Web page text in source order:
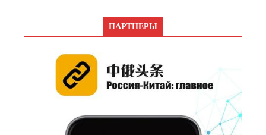
ПАРТНЕРЫ